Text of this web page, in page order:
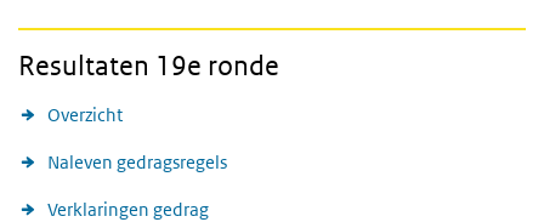
Resultaten 19e ronde
Overzicht
Naleven gedragsregels
Verklaringen gedrag